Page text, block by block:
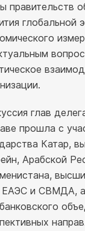
правительств
глобальной
глав
прошла с
Катар,
Арабской
и СВМДА,